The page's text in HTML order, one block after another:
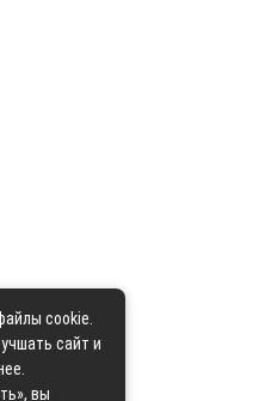
cookie.
сайт и
вы